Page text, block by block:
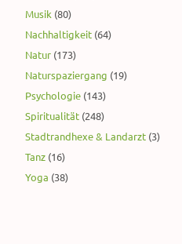
Musik (80)
Nachhaltigkeit (64)
Natur (173)
Naturspaziergang (19)
Psychologie (143)
Spiritualität (248)
Stadtrandhexe & Landarzt (3)
Tanz (16)
Yoga (38)